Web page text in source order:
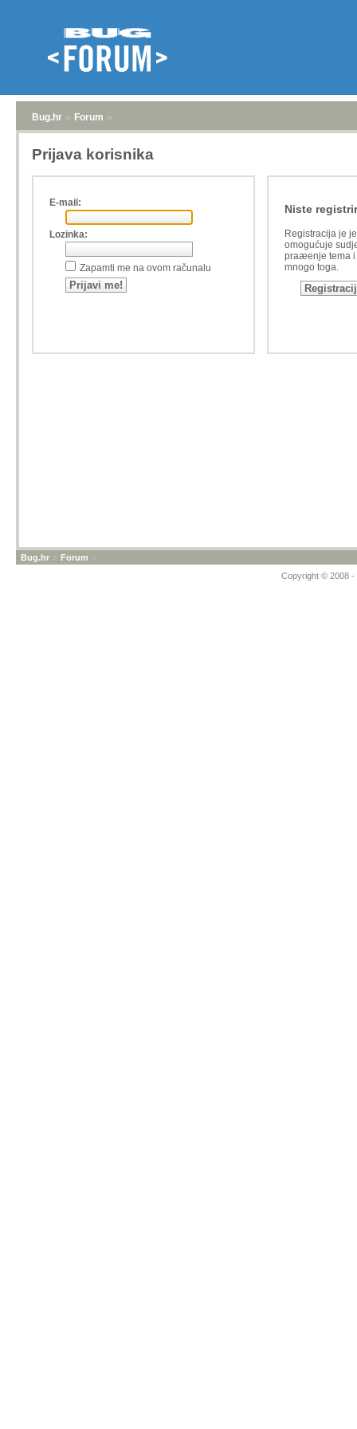
Bug.hr » Forum »
Prijava korisnika
E-mail:
Lozinka:
Zapamti me na ovom računalu
Niste
Registracija je
omogućuje
praæenje tema i
mnogo toga.
Bug.hr » Forum »
Copyright © 2008 -